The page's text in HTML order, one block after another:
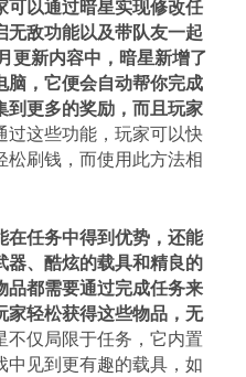
可以通过暗星实现修改任
无敌功能以及带队友一起
更新内容中，暗星新增了
脑，它便会自动帮你完成
到更多的奖励，而且玩家
过这些功能，玩家可以快
松刷钱，而使用此方法相
在任务中得到优势，还能
器、酷炫的载具和精良的
品都需要通过完成任务来
家轻松获得这些物品，无
不仅局限于任务，它内置
中见到更有趣的载具，如